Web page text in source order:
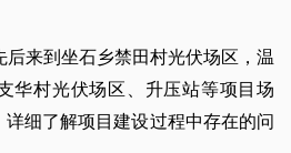
后来到坐石乡禁田村光伏场区，温
华村光伏场区、升压站等项目场
细了解项目建设过程中存在的问